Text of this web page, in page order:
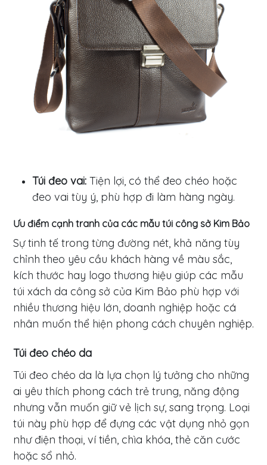
Túi đeo vai: Tiện lợi, có thể đeo chéo hoặc
đeo vai tùy ý, phù hợp đi làm hàng ngày.
Ưu điểm cạnh tranh của các mẫu túi công sở Kim Bảo
Sự tinh tế trong từng đường nét, khả năng tùy
chỉnh theo yêu cầu khách hàng về màu sắc,
kích thước hay logo thương hiệu giúp các mẫu
túi xách da công sở của Kim Bảo phù hợp với
nhiều thương hiệu lớn, doanh nghiệp hoặc cá
nhân muốn thể hiện phong cách chuyên nghiệp.
Túi đeo chéo da
Túi đeo chéo da là lựa chọn lý tưởng cho những
ai yêu thích phong cách trẻ trung, năng động
nhưng vẫn muốn giữ vẻ lịch sự, sang trọng. Loại
túi này phù hợp để đựng các vật dụng nhỏ gọn
như điện thoại, ví tiền, chìa khóa, thẻ căn cước
hoặc sổ nhỏ.